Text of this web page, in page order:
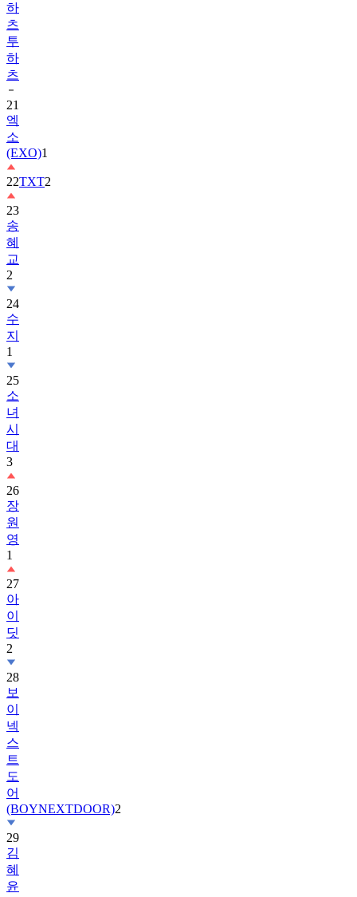
하
츠
투
하
츠
21
엑
소
(EXO)1
22TXT2
23
송
혜
교
2
24
수
지
1
25
소
녀
시
대
3
26
장
원
영
1
27
아
이
딧
2
28
보
이
넥
스
트
도
어
(BOYNEXTDOOR)2
29
김
혜
윤